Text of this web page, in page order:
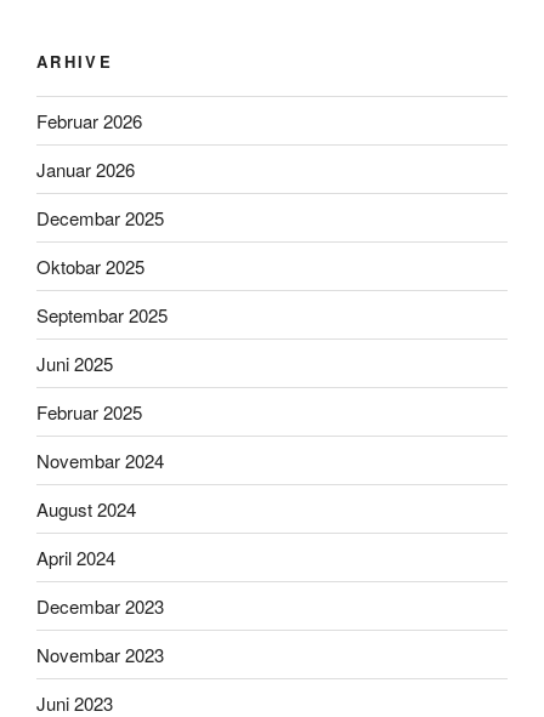
ARHIVE
Februar 2026
Januar 2026
Decembar 2025
Oktobar 2025
Septembar 2025
Juni 2025
Februar 2025
Novembar 2024
August 2024
April 2024
Decembar 2023
Novembar 2023
Juni 2023